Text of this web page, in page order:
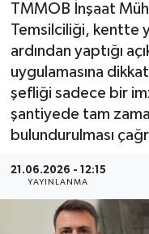
TMMOB İnşaat
Temsilciliği, kentte
ardından yaptığı
uygulamasına
şefliği sadece bir
şantiyede tam
bulundurulması
21.06.2026 - 12:15
YAYINLANMA
Eleman
Emlak
Gündem
Haber
Haber İlanlar
Kültür-Sanat
Haber Arşivi